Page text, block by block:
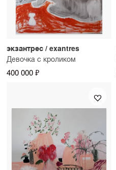
экзантрес / exantres
Девочка с кроликом
400 000 ₽